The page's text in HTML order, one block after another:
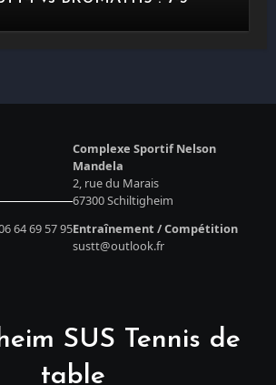
Complexe Sportif Nelson
Mandela
2, rue du Marais
67300 Schiltigheim
64 69 57 95Entraînement / Compétition
sustt@outlook.fr
SUS Tennis de
table